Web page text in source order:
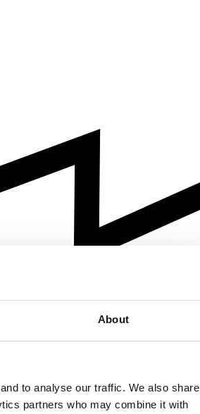
About
to analyse our traffic. We also share
partners who may combine it with